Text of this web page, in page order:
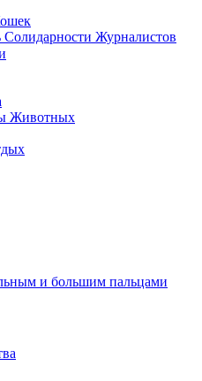
Журналистов
Животных
и большим пальцами